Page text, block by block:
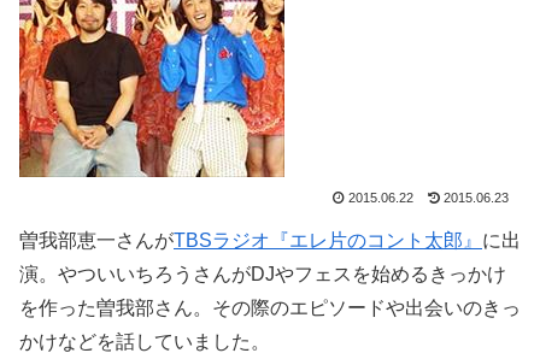
2015.06.22 2015.06.23
曽我部恵一さんがTBSラジオ『エレ片のコント太郎』 に出
演。やついいちろうさんがDJやフェスを始めるきっかけ
を作った曽我部さん。その際のエピソードや出会いのきっ
かけなどを話していました。